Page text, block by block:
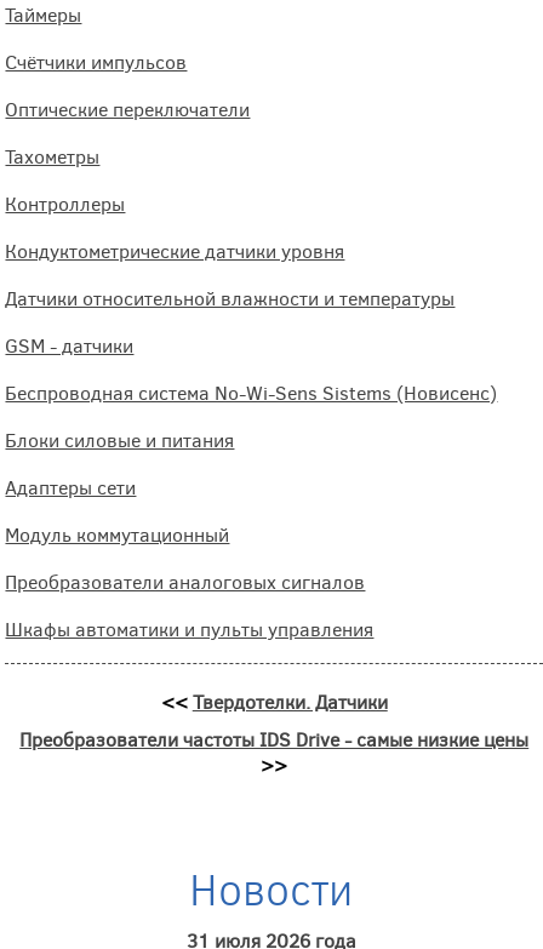
Таймеры
Счётчики импульсов
Оптические переключатели
Тахометры
Контроллеры
Кондуктометрические датчики уровня
Датчики относительной влажности и температуры
GSM - датчики
Беспроводная система No-Wi-Sens Sistems (Новисенс)
Блоки силовые и питания
Адаптеры сети
Модуль коммутационный
Преобразователи аналоговых сигналов
Шкафы автоматики и пульты управления
<<Твердотелки. Датчики
Преобразователи частоты IDS Drive - самые низкие цены
>>
Новости
31 июля 2026 года